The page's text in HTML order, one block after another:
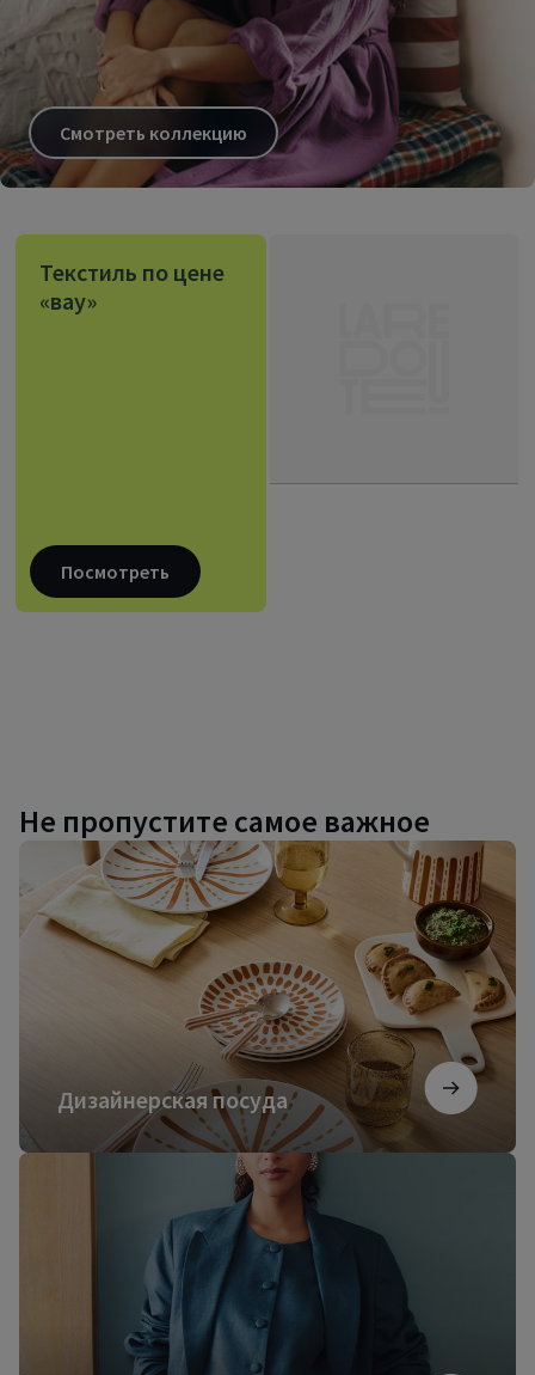
Смотреть коллекцию
Текстиль по цене
«вау»
Посмотреть
Не пропустите самое важное
Дизайнерская посуда
Дизайнерская
Вдохновение